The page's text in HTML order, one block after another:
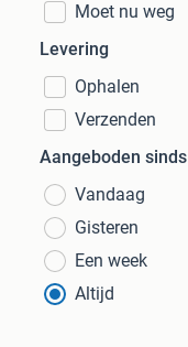
Moet nu weg
Levering
Ophalen
Verzenden
Aangeboden sinds
Vandaag
Gisteren
Een week
Altijd